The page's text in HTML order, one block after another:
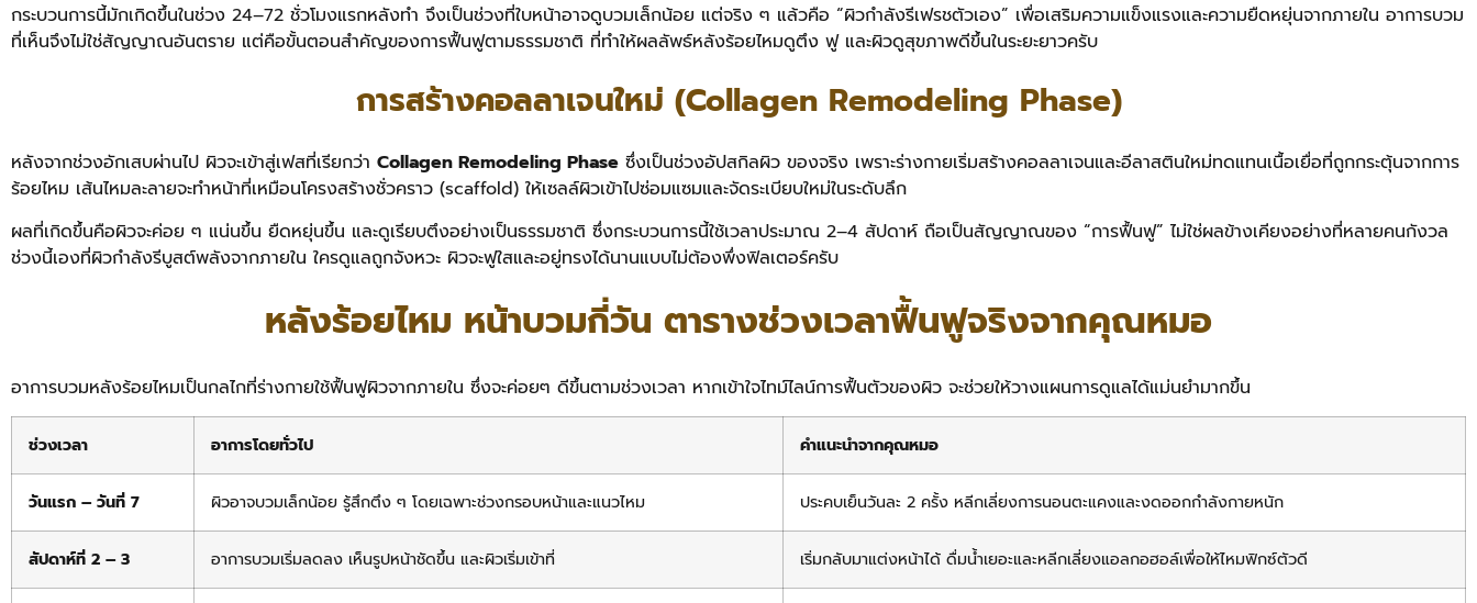
กระบวนการนี้มักเกิดขึ้นในช่วง 24–72 ชั่วโมงแรกหลังทำ จึงเป็นช่วงที่ใบหน้าอาจดูบวมเล็กน้อย แต่จริง ๆ แล้วคือ “ผิวกำลังรีเฟรชตัวเอง” เพื่อเสริมความแข็งแรงและความยืดหยุ่นจากภายใน อาการบวม
ที่เห็นจึงไม่ใช่สัญญาณอันตราย แต่คือขั้นตอนสำคัญของการฟื้นฟูตามธรรมชาติ ที่ทำให้ผลลัพธ์หลังร้อยไหมดูตึง ฟู และผิวดูสุขภาพดีขึ้นในระยะยาวครับ
การสร้างคอลลาเจนใหม่ (Collagen Remodeling Phase)
หลังจากช่วงอักเสบผ่านไป ผิวจะเข้าสู่เฟสที่เรียกว่า Collagen Remodeling Phase ซึ่งเป็นช่วงอัปสกิลผิว ของจริง เพราะร่างกายเริ่มสร้างคอลลาเจนและอีลาสตินใหม่ทดแทนเนื้อเยื่อที่ถูกกระตุ้นจากการ
ร้อยไหม เส้นไหมละลายจะทำหน้าที่เหมือนโครงสร้างชั่วคราว (scaffold) ให้เซลล์ผิวเข้าไปซ่อมแซมและจัดระเบียบใหม่ในระดับลึก
ผลที่เกิดขึ้นคือผิวจะค่อย ๆ แน่นขึ้น ยืดหยุ่นขึ้น และดูเรียบตึงอย่างเป็นธรรมชาติ ซึ่งกระบวนการนี้ใช้เวลาประมาณ 2–4 สัปดาห์ ถือเป็นสัญญาณของ “การฟื้นฟู” ไม่ใช่ผลข้างเคียงอย่างที่หลายคนกังวล
ช่วงนี้เองที่ผิวกำลังรีบูสต์พลังจากภายใน ใครดูแลถูกจังหวะ ผิวจะฟูใสและอยู่ทรงได้นานแบบไม่ต้องพึ่งฟิลเตอร์ครับ
หลังร้อยไหม หน้าบวมกี่วัน ตารางช่วงเวลาฟื้นฟูจริงจากคุณหมอ
อาการบวมหลังร้อยไหมเป็นกลไกที่ร่างกายใช้ฟื้นฟูผิวจากภายใน ซึ่งจะค่อยๆ ดีขึ้นตามช่วงเวลา หากเข้าใจไทม์ไลน์การฟื้นตัวของผิว จะช่วยให้วางแผนการดูแลได้แม่นยำมากขึ้น
ช่วงเวลา อาการโดยทั่วไป คำแนะนำจากคุณหมอ
วันแรก – วันที่ 7 ผิวอาจบวมเล็กน้อย รู้สึกตึง ๆ โดยเฉพาะช่วงกรอบหน้าและแนวไหม ประคบเย็นวันละ 2 ครั้ง หลีกเลี่ยงการนอนตะแคงและงดออกกำลังกายหนัก
สัปดาห์ที่ 2 – 3 อาการบวมเริ่มลดลง เห็นรูปหน้าชัดขึ้น และผิวเริ่มเข้าที่ เริ่มกลับมาแต่งหน้าได้ ดื่มน้ำเยอะและหลีกเลี่ยงแอลกอฮอล์เพื่อให้ไหมฟิกซ์ตัวดี